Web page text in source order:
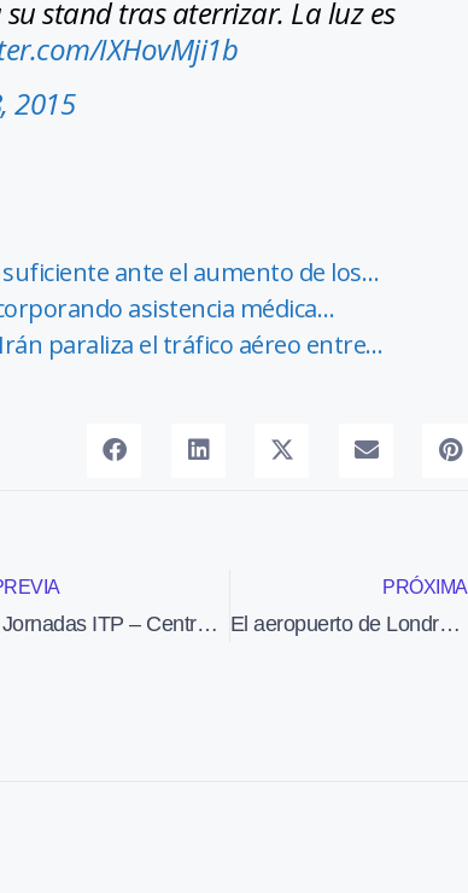
stand tras aterrizar. La luz es
IXHovMji1b
2015
ante el aumento de los…
asistencia médica…
paraliza el tráfico aéreo entre…
I Jornadas ITP – Centros Tecnológicos
PRÓXIMA
El aeropuerto de Londres Heathrow instalará 45 sistemas de detección de explosivos de Morpho